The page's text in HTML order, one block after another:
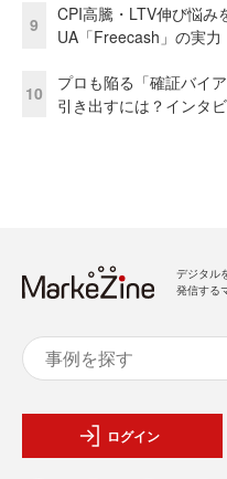
9
CPI高騰・LTV伸び悩
UA「Freecash」の実力
10
プロも陥る「確証バイ
引き出すには？インタ
デジタル
発信する
ログイン